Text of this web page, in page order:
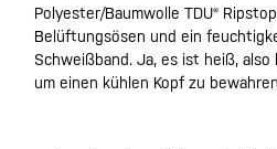
Polyester/Baumwolle TDU®
Belüftungsösen und ein
Schweißband. Ja, es ist heiß,
um einen kühlen Kopf zu